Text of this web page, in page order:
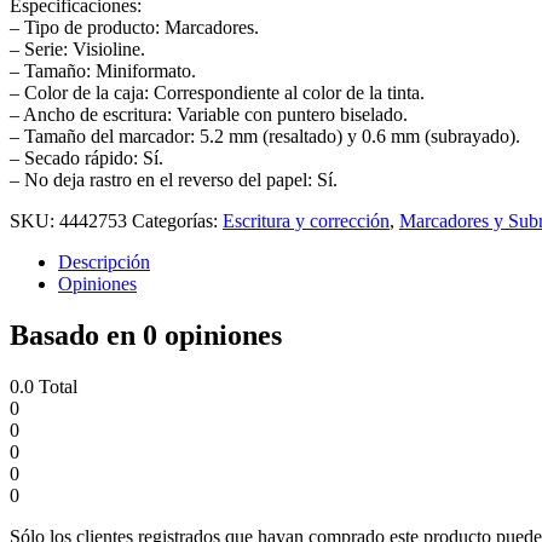
Especificaciones:
– Tipo de producto: Marcadores.
– Serie: Visioline.
– Tamaño: Miniformato.
– Color de la caja: Correspondiente al color de la tinta.
– Ancho de escritura: Variable con puntero biselado.
– Tamaño del marcador: 5.2 mm (resaltado) y 0.6 mm (subrayado).
– Secado rápido: Sí.
– No deja rastro en el reverso del papel: Sí.
SKU: 4442753 Categorías: Escritura y corrección, Marcadores y
Descripción
Opiniones
Basado en 0 opiniones
0.0 Total
0
0
0
0
0
Sólo los clientes registrados que hayan comprado este producto